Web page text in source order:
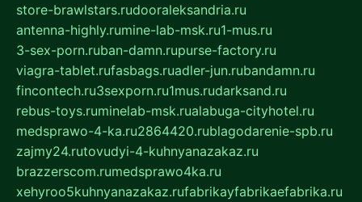
store-brawlstars.rudooraleksandria.ru
antenna-highly.rumine-lab-msk.ru1-mus.ru
3-sex-porn.ruban-damn.rupurse-factory.ru
viagra-tablet.rufasbags.ruadler-jun.rubandamn.ru
fincontech.ru3sexporn.ru1mus.rudarksand.ru
rebus-toys.ruminelab-msk.rualabuga-cityhotel.ru
medsprawo-4-ka.ru2864420.rublagodarenie-spb.ru
zajmy24.rutovudyi-4-kuhnyanazakaz.ru
brazzerscom.rumedsprawo4ka.ru
xehyroo5kuhnyanazakaz.rufabrikayfabrikaefabrika.ru